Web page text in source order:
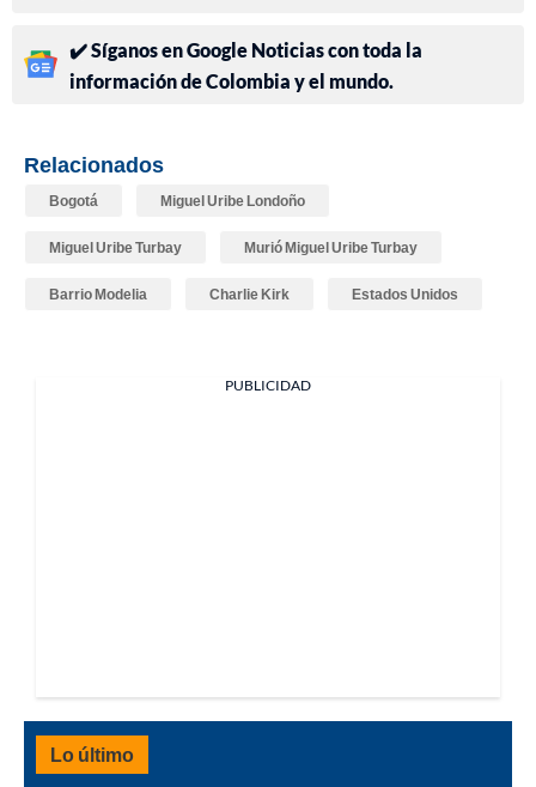
✔️ Síganos en Google Noticias con toda la
información de Colombia y el mundo.
Relacionados
Bogotá Miguel Uribe Londoño
Miguel Uribe Turbay Murió Miguel Uribe Turbay
Barrio Modelia Charlie Kirk Estados Unidos
PUBLICIDAD
Lo último